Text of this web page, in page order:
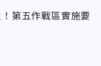
第五作戰區實施要